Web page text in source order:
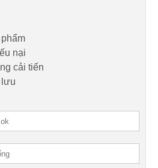
nại
cải tiến
lưu